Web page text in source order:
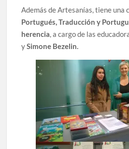
Además de Artesanías, tiene una
Portugués, Traducción y
herencia, a cargo de las
ySimone Bezelin.